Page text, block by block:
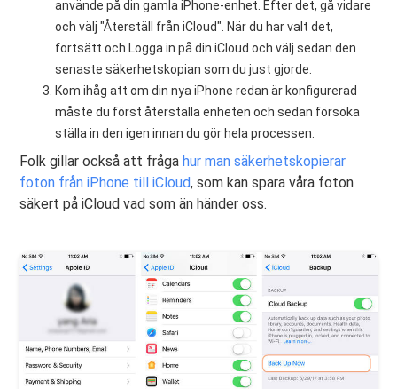
använde på din gamla iPhone-enhet. Efter det, gå vidare
och välj "Återställ från iCloud". När du har valt det,
fortsätt och Logga in på din iCloud och välj sedan den
senaste säkerhetskopian som du just gjorde.
Kom ihåg att om din nya iPhone redan är konfigurerad
måste du först återställa enheten och sedan försöka
ställa in den igen innan du gör hela processen.
Folk gillar också att frågahur man säkerhetskopierar
foton från iPhone till iCloud, som kan spara våra foton
säkert på iCloud vad som än händer oss.